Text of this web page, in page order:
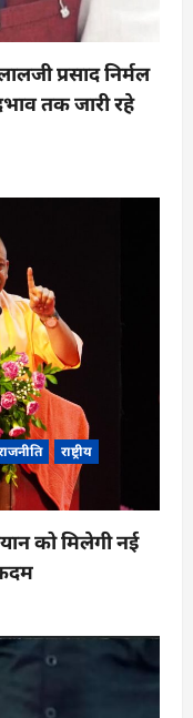
प्रसाद निर्मल
तक जारी रहे
राष्ट्रीय
को मिलेगी नई